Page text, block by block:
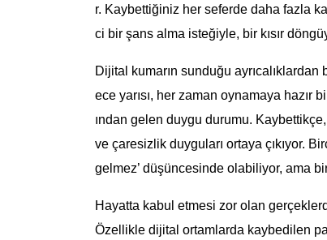
r. Kaybettiğiniz her seferde daha fazla
ci bir şans alma isteğiyle, bir kısır
Dijital kumarın sunduğu
ece yarısı, her zaman oynamaya hazır
ından gelen duygu durumu.
ve çaresizlik duyguları ortaya çıkıyor.
gelmez’ düşüncesinde olabiliyor, ama
Hayatta kabul etmesi zor olan
Özellikle dijital ortamlarda kaybedilen